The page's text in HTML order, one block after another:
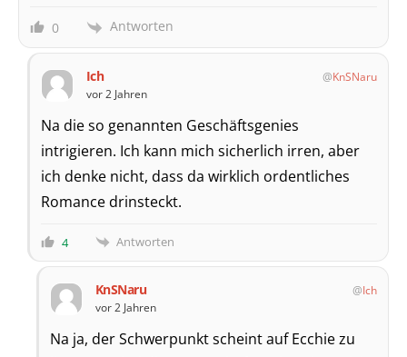
0 Antworten
Ich
KnSNaru
vor 2 Jahren
Na die so genannten Geschäftsgenies
intrigieren. Ich kann mich sicherlich irren, aber
ich denke nicht, dass da wirklich ordentliches
Romance drinsteckt.
4 Antworten
KnSNaru
Ich
vor 2 Jahren
Na ja, der Schwerpunkt scheint auf Ecchie zu